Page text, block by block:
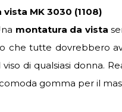
MK 3030 (1108)
montatura da vista
che tutte dovrebbero
di qualsiasi donna.
gomma per il